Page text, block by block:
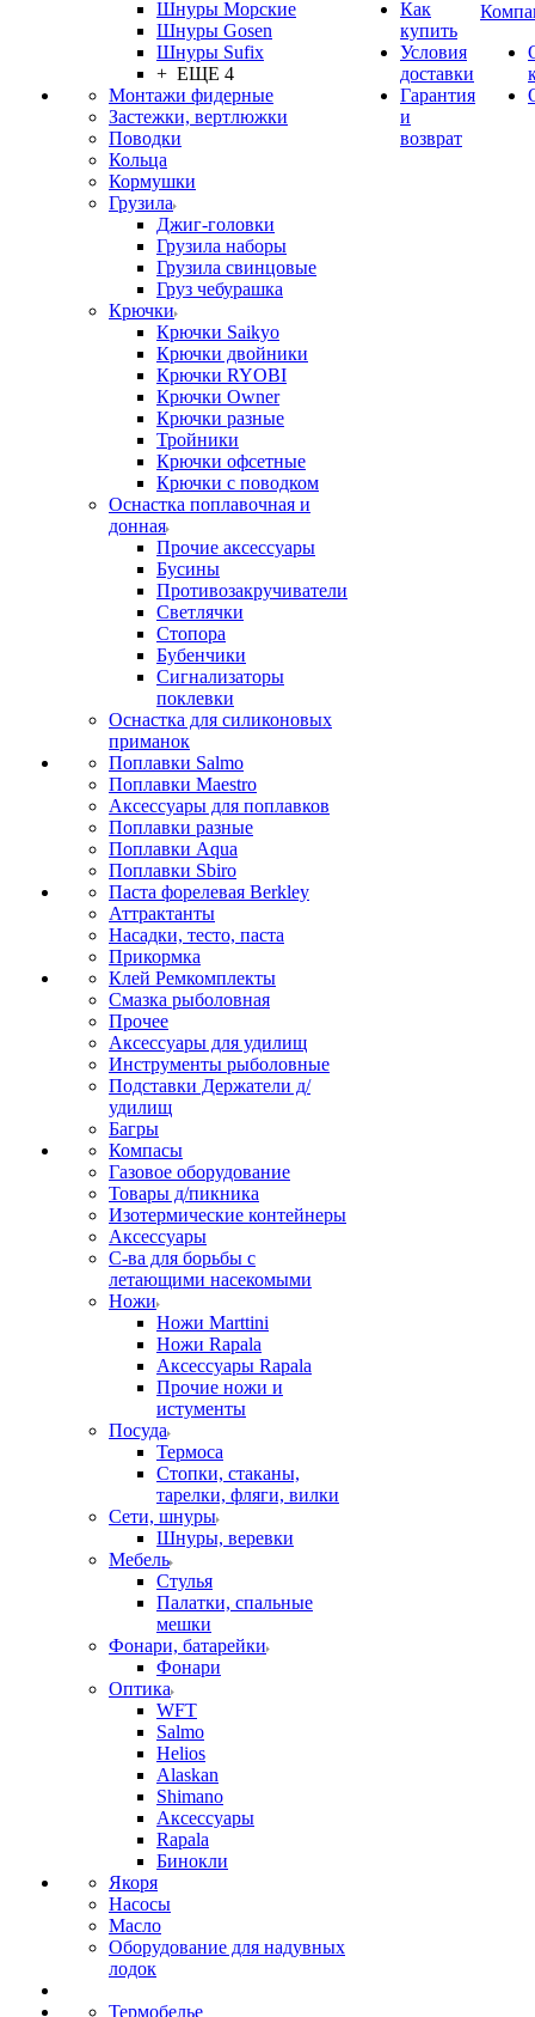
Шнуры Морские
Шнуры Gosen
Шнуры Sufix
+ ЕЩЕ 4
Монтажи фидерные
Застежки, вертлюжки
Поводки
Кольца
Кормушки
Грузила
Джиг-головки
Грузила наборы
Грузила свинцовые
Груз чебурашка
Крючки
Крючки Saikyo
Крючки двойники
Крючки RYOBI
Крючки Owner
Крючки разные
Тройники
Крючки офсетные
Крючки с поводком
Оснастка поплавочная и
донная
Прочие аксессуары
Бусины
Противозакручиватели
Светлячки
Стопора
Бубенчики
Сигнализаторы
поклевки
Оснастка для силиконовых
приманок
Поплавки Salmo
Поплавки Maestro
Аксессуары для поплавков
Поплавки разные
Поплавки Aqua
Поплавки Sbiro
Паста форелевая Berkley
Аттрактанты
Насадки, тесто, паста
Прикормка
Клей Ремкомплекты
Смазка рыболовная
Прочее
Аксессуары для удилищ
Инструменты рыболовные
Подставки Держатели д/
удилищ
Багры
Компасы
Газовое оборудование
Товары д/пикника
Изотермические контейнеры
Аксессуары
С-ва для борьбы с
летающими насекомыми
Ножи
Ножи Marttini
Ножи Rapala
Аксессуары Rapala
Прочие ножи и
истументы
Посуда
Термоса
Стопки, стаканы,
тарелки, фляги, вилки
Сети, шнуры
Шнуры, веревки
Мебель
Стулья
Палатки, спальные
мешки
Фонари, батарейки
Фонари
Оптика
WFT
Salmo
Helios
Alaskan
Shimano
Аксессуары
Rapala
Бинокли
Якоря
Насосы
Масло
Оборудование для надувных
лодок
Термобелье
Как
купить
Условия
доставки
Гарантия
и
возврат